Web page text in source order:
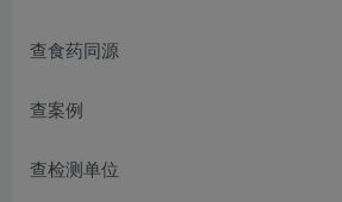
查食药同源
查案例
查检测单位